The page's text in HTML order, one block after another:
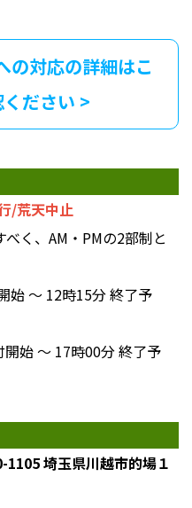
の対応の詳細はこ
ださい >
/荒天中止
く、AM・PMの2部制と
始 ～ 12時15分 終了予
開始 ～ 17時00分 終了予
埼玉県川越市的場１